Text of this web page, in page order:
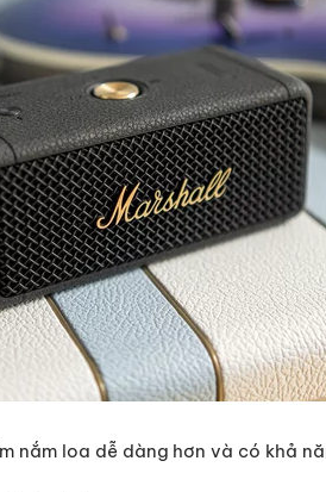
nắm loa dễ dàng hơn và có khả